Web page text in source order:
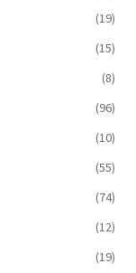
(19)
(15)
(8)
(96)
(10)
(55)
(74)
(12)
(19)